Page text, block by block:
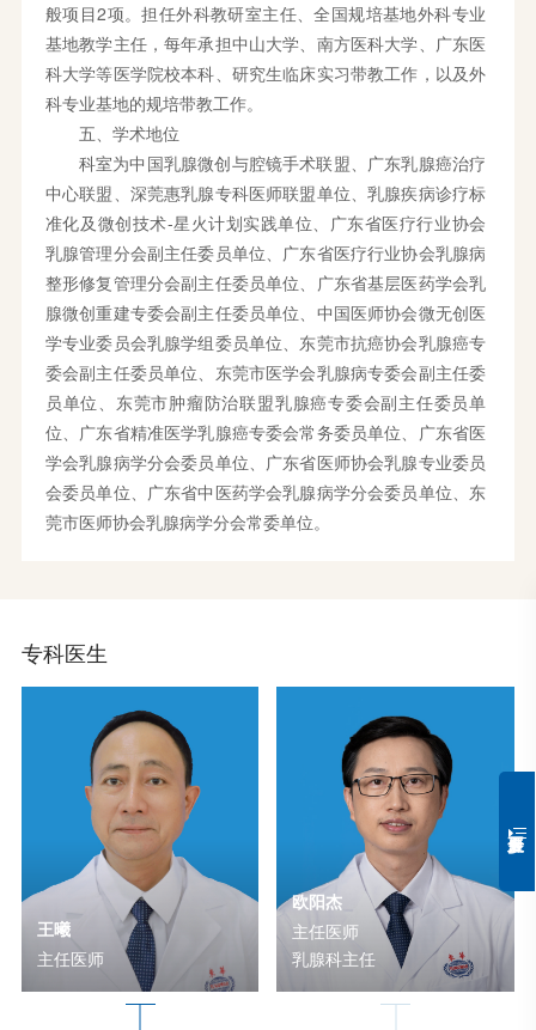
般项目2项。担任外科教研室主任、全国规培基地外科专业
基地教学主任，每年承担中山大学、南方医科大学、广东医
科大学等医学院校本科、研究生临床实习带教工作，以及外
科专业基地的规培带教工作。
五、学术地位
科室为中国乳腺微创与腔镜手术联盟、广东乳腺癌治疗
中心联盟、深莞惠乳腺专科医师联盟单位、乳腺疾病诊疗标
准化及微创技术-星火计划实践单位、广东省医疗行业协会
乳腺管理分会副主任委员单位、广东省医疗行业协会乳腺病
整形修复管理分会副主任委员单位、广东省基层医药学会乳
腺微创重建专委会副主任委员单位、中国医师协会微无创医
学专业委员会乳腺学组委员单位、东莞市抗癌协会乳腺癌专
委会副主任委员单位、东莞市医学会乳腺病专委会副主任委
员单位、东莞市肿瘤防治联盟乳腺癌专委会副主任委员单
位、广东省精准医学乳腺癌专委会常务委员单位、广东省医
学会乳腺病学分会委员单位、广东省医师协会乳腺专业委员
会委员单位、广东省中医药学会乳腺病学分会委员单位、东
莞市医师协会乳腺病学分会常委单位。
专科医生
王曦
主任医师
欧阳杰
主任医师
乳腺科主任